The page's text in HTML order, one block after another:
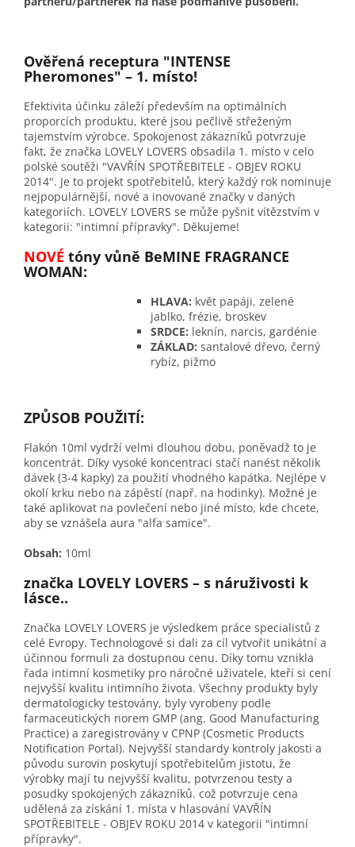
Ověřená receptura "INTENSE
Pheromones" – 1. místo!
Efektivita účinku záleží především na optimálních
proporcích produktu, které jsou pečlivě střeženým
tajemstvím výrobce. Spokojenost zákazníků potvrzuje
fakt, že značka LOVELY LOVERS obsadila 1. místo v celo
polské soutěži "VAVŘÍN SPOTŘEBITELE - OBJEV ROKU
2014". Je to projekt spotřebitelů, který každý rok nominuje
nejpopulárnější, nové a inovované značky v daných
kategoriích. LOVELY LOVERS se může pyšnit vítězstvím v
kategorii: "intimní přípravky". Děkujeme!
NOVÉ tóny vůně BeMINE FRAGRANCE
WOMAN:
HLAVA: květ papáji, zelené
jablko, frézie, broskev
SRDCE: leknín, narcis, gardénie
ZÁKLAD: santalové dřevo, černý
rybíz, pižmo
ZPŮSOB POUŽITÍ:
Flakón 10ml vydrží velmi dlouhou dobu, poněvadž to je
koncentrát. Díky vysoké koncentraci stačí nanést několik
dávek (3-4 kapky) za použití vhodného kapátka. Nejlépe v
okolí krku nebo na zápěstí (např. na hodinky). Možné je
také aplikovat na povlečení nebo jiné místo, kde chcete,
aby se vznášela aura "alfa samice".
Obsah: 10ml
značka LOVELY LOVERS – s náruživosti k
lásce..
Značka LOVELY LOVERS je výsledkem práce specialistů z
celé Evropy. Technologové si dali za cíl vytvořit unikátní a
účinnou formuli za dostupnou cenu. Díky tomu vznikla
řada intimní kosmetiky pro náročné uživatele, kteří si cení
nejvyšší kvalitu intimního života. Všechny produkty byly
dermatologicky testovány, byly vyrobeny podle
farmaceutických norem GMP (ang. Good Manufacturing
Practice) a zaregistrovány v CPNP (Cosmetic Products
Notification Portal). Nejvyšší standardy kontroly jakosti a
původu surovin poskytují spotřebitelům jistotu, že
výrobky mají tu nejvyšší kvalitu, potvrzenou testy a
posudky spokojených zákazníků. což potvrzuje cena
udělená za získání 1. místa v hlasování VAVŘÍN
SPOTŘEBITELE - OBJEV ROKU 2014 v kategorii "intimní
přípravky".